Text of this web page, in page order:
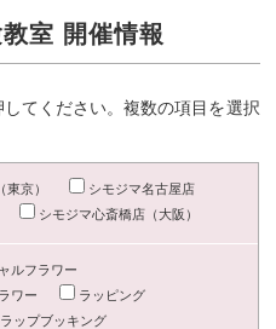
室 開催情報
てください。複数の項目を選択
京）
シモジマ名古屋店
シモジマ心斎橋店（大阪）
ルフラワー
ワー
ラッピング
ップブッキング